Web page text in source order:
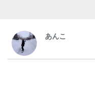
あんこ